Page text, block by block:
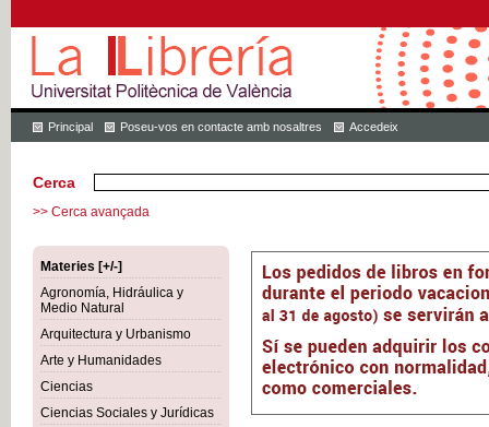
Principal Poseu-vos en contacte amb nosaltres Accedeix
Cerca
>> Cerca avançada
Materies [+/-]
Agronomía, Hidráulica y
Medio Natural
Arquitectura y Urbanismo
Arte y Humanidades
Ciencias
Ciencias Sociales y Jurídicas